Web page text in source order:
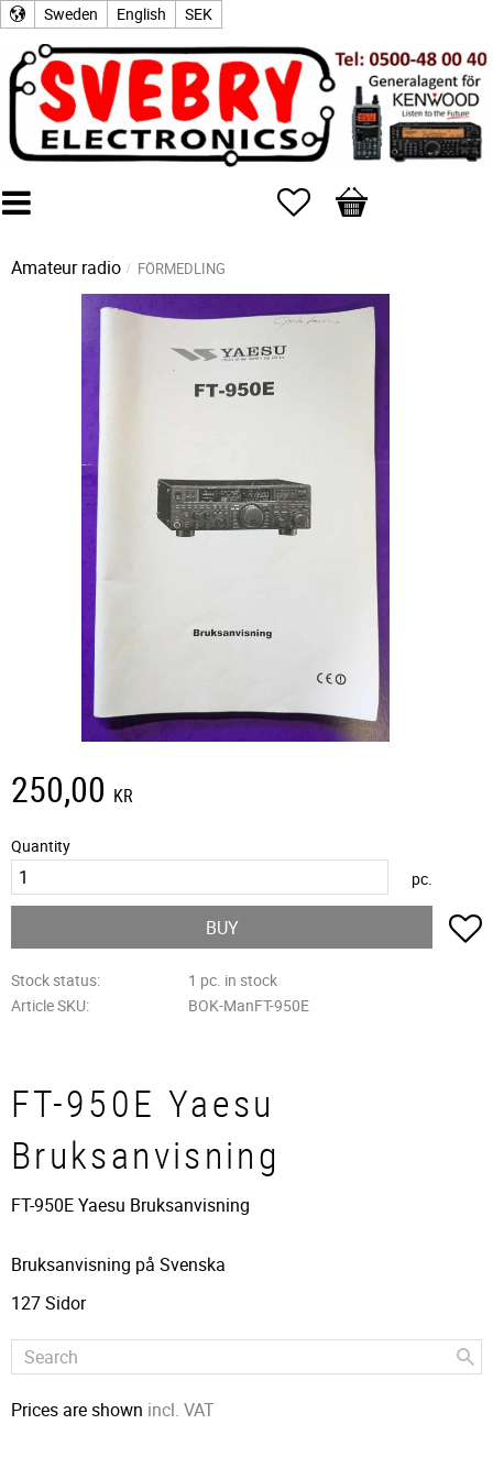
Sweden English SEK
Favorites
Basket
Amateur radio FÖRMEDLING
250,00 KR
Quantity
pc.
BUY
Stock status
1 pc. in stock
Article SKU
BOK-ManFT-950E
FT-950E Yaesu
Bruksanvisning
FT-950E Yaesu Bruksanvisning
Bruksanvisning på Svenska
127 Sidor
Prices are shown incl. VAT